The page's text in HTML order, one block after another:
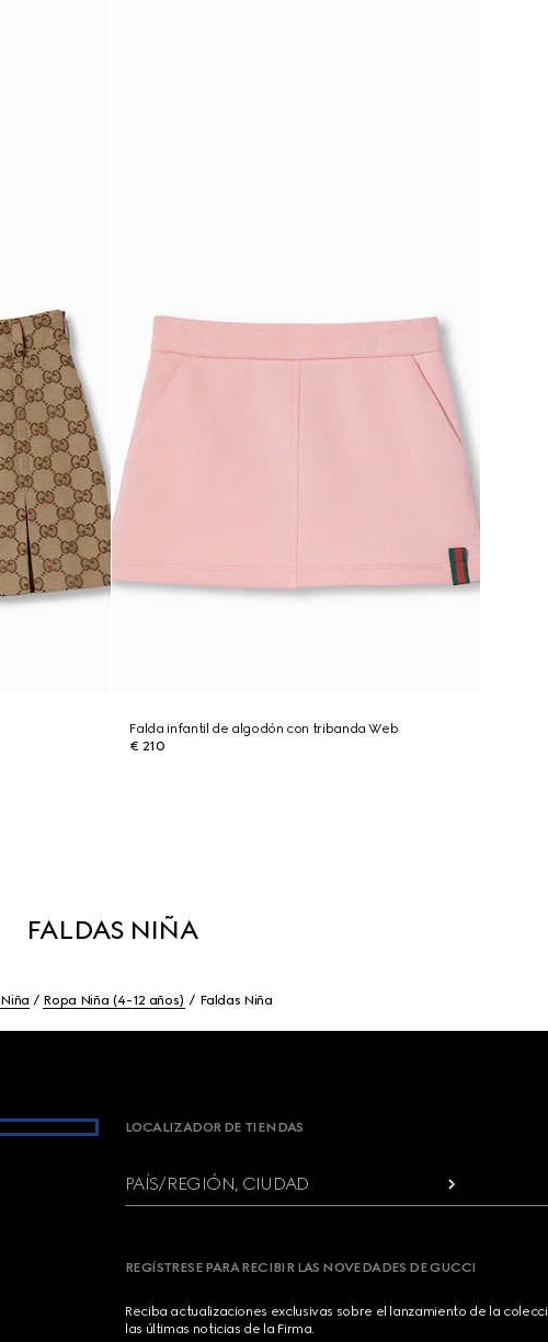
Falda infantil de algodón con tribanda Web
€ 210
FALDAS NIÑA
Niña Ropa Niña (4-12 años) Faldas Niña
LOCALIZADOR DE TIENDAS
PAÍS/REGIÓN, CIUDAD
REGÍSTRESE PARA RECIBIR LAS NOVEDADES DE GUCCI
Reciba actualizaciones exclusivas sobre el lanzamiento de la
las últimas noticias de la Firma.